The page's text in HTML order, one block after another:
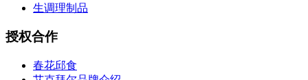
生调理制品
授权合作
春花邱食